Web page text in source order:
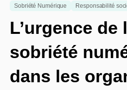
Sobriété Numérique Responsabilité
L’urgence de
sobriété
dans les